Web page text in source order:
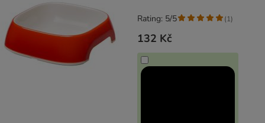
132 Kč
Rating: 5/5 (1)